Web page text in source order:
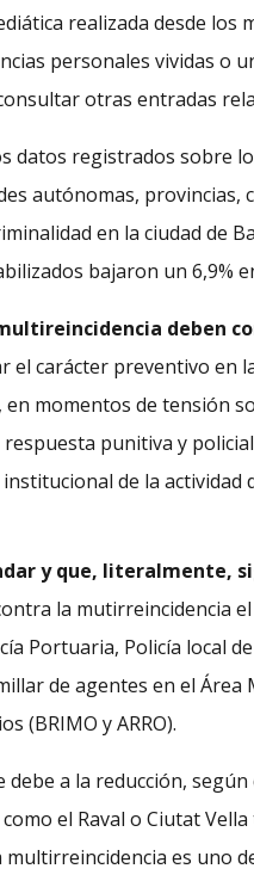
realizada desde los
personales vividas o
otras entradas
registrados sobre
autónomas, provincias,
en la ciudad de
bajaron un 6,9%
deben
carácter preventivo en
momentos de tensión
punitiva y
de la actividad
y que, literalmente,
la mutirreincidencia
Portuaria, Policía local
de agentes en el
(BRIMO y ARRO).
a la reducción,
el Raval o Ciutat
es uno